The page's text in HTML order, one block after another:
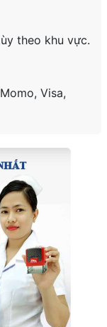
theo khu vực.
Visa,